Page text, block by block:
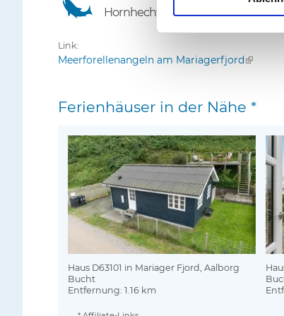
Hornhecht
Link:
Meerforellenangeln am Mariagerfjord(
n
i
s
e
x
t
e
r
n
a
Ferienhäuser in der Nähe *
Haus D63101 in Mariager Fjord, Aalborg
Bucht
Entfernung: 1.16 km